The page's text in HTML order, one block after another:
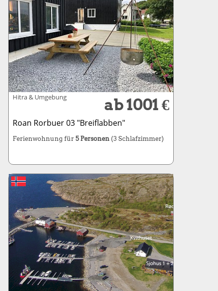
Hitra & Umgebung ab 1001 €
Roan Rorbuer 03 "Breiflabben"
Ferienwohnung für 5 Personen(3 Schlafzimmer)